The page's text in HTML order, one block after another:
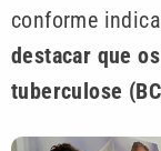
conforme
destacar que
tuberculose